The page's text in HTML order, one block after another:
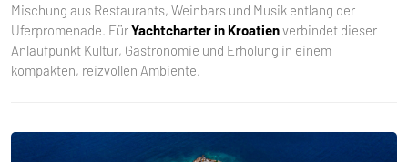
Mischung aus Restaurants, Weinbars und Musik entlang der
Uferpromenade. FürYachtcharter in Kroatienverbindet dieser
Anlaufpunkt Kultur, Gastronomie und Erholung in einem
kompakten, reizvollen Ambiente.